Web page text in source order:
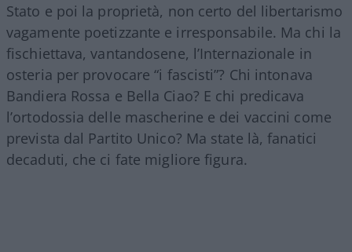
Stato e poi la proprietà, non certo del libertarismo
vagamente poetizzante e irresponsabile. Ma chi la
fischiettava, vantandosene, l’Internazionale in
osteria per provocare “i fascisti”? Chi intonava
Bandiera Rossa e Bella Ciao? E chi predicava
l’ortodossia delle mascherine e dei vaccini come
prevista dal Partito Unico? Ma state là, fanatici
decaduti, che ci fate migliore figura.